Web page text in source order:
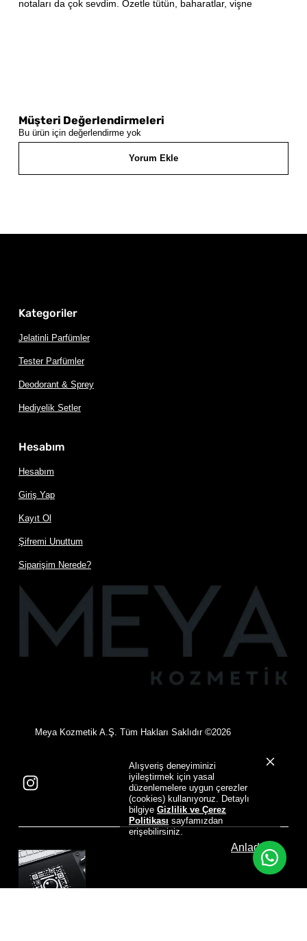
Alışveriş deneyiminizi
iyileştirmek için yasal
düzenlemelere uygun çerezler
(cookies) kullanıyoruz. Detaylı
bilgiye Gizlilik ve Çerez
Politikası sayfamızdan
erişebilirsiniz.
Anladım
notaları da çok sevdim. Özetle tütün, baharatlar, vişne
Müşteri Değerlendirmeleri
Bu ürün için değerlendirme yok
Yorum Ekle
Kategoriler
Jelatinli Parfümler
Tester Parfümler
Deodorant & Sprey
Hediyelik Setler
Hesabım
Hesabım
Giriş Yap
Kayıt Ol
Şifremi Unuttum
Siparişim Nerede?
Meya Kozmetik A.Ş. Tüm Hakları Saklıdır ©2026